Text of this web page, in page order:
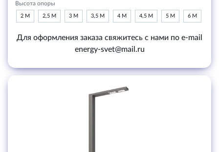
Высота опоры
2 М 2,5 М 3 М 3,5 М 4 М 4,5 М 5 М 6 М
Для оформления заказа свяжитесь с нами по e-mail
energy-svet@mail.ru